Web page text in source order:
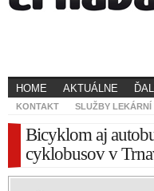
HOME AKTUÁLNE
KONTAKT SLUŽBY LEKÁRNÍ
Bicyklom aj
cyklobusov v